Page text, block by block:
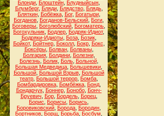
Блонди Блоштейн Блудныйсын
Блумберг, Бляди, Блядство, Блядь,
Бляткин, Бобёжка, Бог, Богатыри,
Богданов Богданов-Бельский Боги
Боговеры Боголюбский Богоматерь
Богохульник Бодлер Бодряк-Идиот,
Бодряки-Идиоты, Боза, Бозик,
Бойкот, Бойтнер, Боколл, Бокр, Бокс
Боксёры, Болван, Болваны,
Болгария, Болдини, Болезни,
Болезнь, Болик, Боль, Больной,
Большая Медведица Большевики
Большой, Большой Взрыв, Большой
театр Большой террор Бомба
Бомбардировка, Бомбёжка, Бонд,
Бондарчук, Боннер, Бонобо, Бонч-
Бруевич
Бор, Бордель, Борец,
Борис
Борисы Борись
Боровиковский Борода Бородин
Бортников Борщ Борьба Босбум